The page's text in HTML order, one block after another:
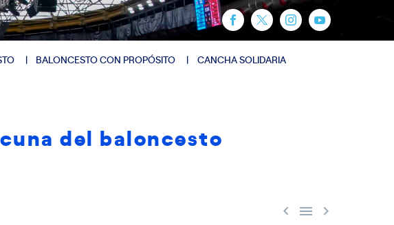
BALONCESTO CON PROPÓSITO CANCHA SOLIDARIA
del baloncesto
  